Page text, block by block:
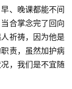
、晚课都能不间
合掌念完了回向
祈祷，因为他是
责，虽然加护病
，我们是不宜随